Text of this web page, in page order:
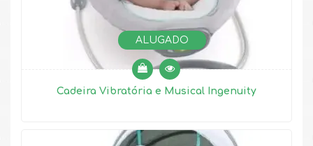
ALUGADO
Cadeira Vibratória e Musical Ingenuity